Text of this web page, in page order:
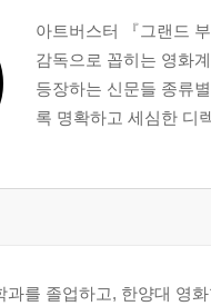
아트버스터 『그랜드
감독으로 꼽히는 영화
등장하는 신문들 종류
록 명확하고 세심한 디
과를 졸업하고, 한양대 영